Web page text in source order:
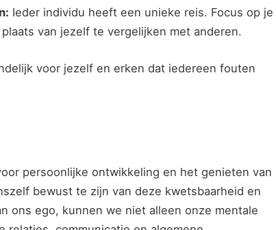
Ieder individu heeft een unieke reis. Focus op je
van jezelf te vergelijken met anderen.
voor jezelf en erken dat iedereen fouten
persoonlijke ontwikkeling en het genieten van
bewust te zijn van deze kwetsbaarheid en
ons ego, kunnen we niet alleen onze mentale